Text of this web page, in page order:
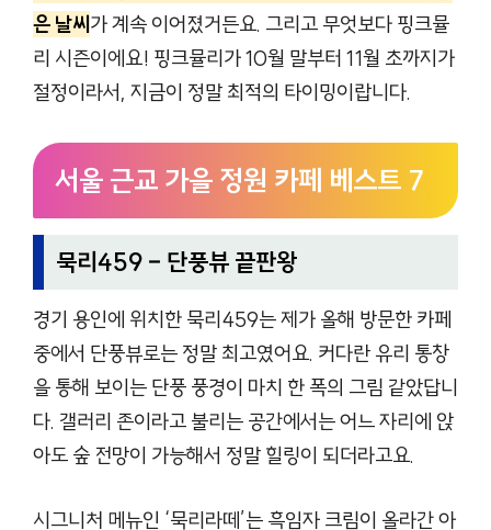
은 날씨가 계속 이어졌거든요. 그리고 무엇보다 핑크뮬
리 시즌이에요! 핑크뮬리가 10월 말부터 11월 초까지가
절정이라서, 지금이 정말 최적의 타이밍이랍니다.
서울 근교 가을 정원 카페 베스트 7
묵리459 – 단풍뷰 끝판왕
경기 용인에 위치한 묵리459는 제가 올해 방문한 카페
중에서 단풍뷰로는 정말 최고였어요. 커다란 유리 통창
을 통해 보이는 단풍 풍경이 마치 한 폭의 그림 같았답니
다. 갤러리 존이라고 불리는 공간에서는 어느 자리에 앉
아도 숲 전망이 가능해서 정말 힐링이 되더라고요.
시그니처 메뉴인 ‘묵리라떼’는 흑임자 크림이 올라간 아